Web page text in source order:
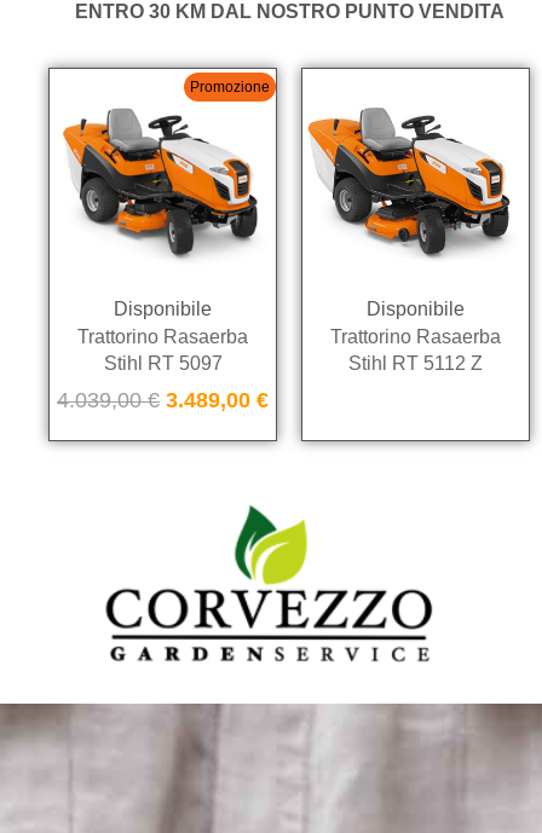
ENTRO 30 KM DAL NOSTRO PUNTO VENDITA
Promozione
Disponibile
Trattorino Rasaerba
Stihl RT 5097
4.039,00€ 3.489,00 €
Disponibile
Trattorino Rasaerba
Stihl RT 5112 Z